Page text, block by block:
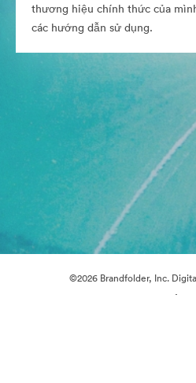
thương hiệu chính thức của
các hướng dẫn sử dụng.
©2026 Brandfolder, Inc.
·